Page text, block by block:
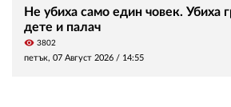
Не убиха само един човек. Убиха
дете и палач
visibility 3802
петък, 07 Август 2026 / 14:55